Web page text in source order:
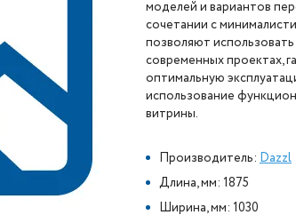
моделей и вариантов
сочетании с
позволяют
современных проектах,
оптимальную
использование
витрины.
Производитель: Dazzl
Длина, мм: 1875
Ширина, мм: 1030